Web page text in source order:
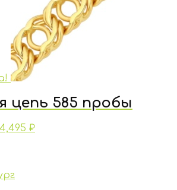
цепь 585 пробы
₽